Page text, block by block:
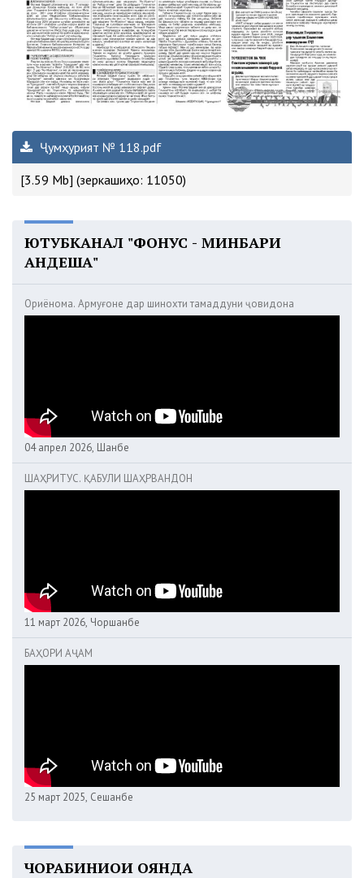
Ҷумҳурият № 118.pdf
[3.59 Mb] (зеркашиҳо: 11050)
ЮТУБКАНАЛ "ФОНУС - МИНБАРИ
АНДЕША"
Ориёнома. Армуғоне дар шинохти тамаддуни ҷовидона
04 апрел 2026, Шанбе
ШАҲРИТУС. ҚАБУЛИ ШАҲРВАНДОН
11 март 2026, Чоршанбе
БАҲОРИ АҶАМ
25 март 2025, Сешанбе
ЧОРАБИНИҲОИ ОЯНДА